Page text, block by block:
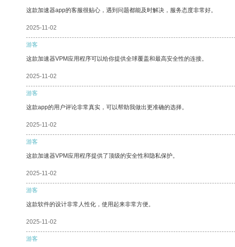
这款加速器app的客服很贴心，遇到问题都能及时解决，服务态度非常好。
2025-11-02
游客
这款加速器VPM应用程序可以给你提供全球覆盖和最高安全性的连接。
2025-11-02
游客
这款app的用户评论非常真实，可以帮助我做出更准确的选择。
2025-11-02
游客
这款加速器VPM应用程序提供了顶级的安全性和隐私保护。
2025-11-02
游客
这款软件的设计非常人性化，使用起来非常方便。
2025-11-02
游客